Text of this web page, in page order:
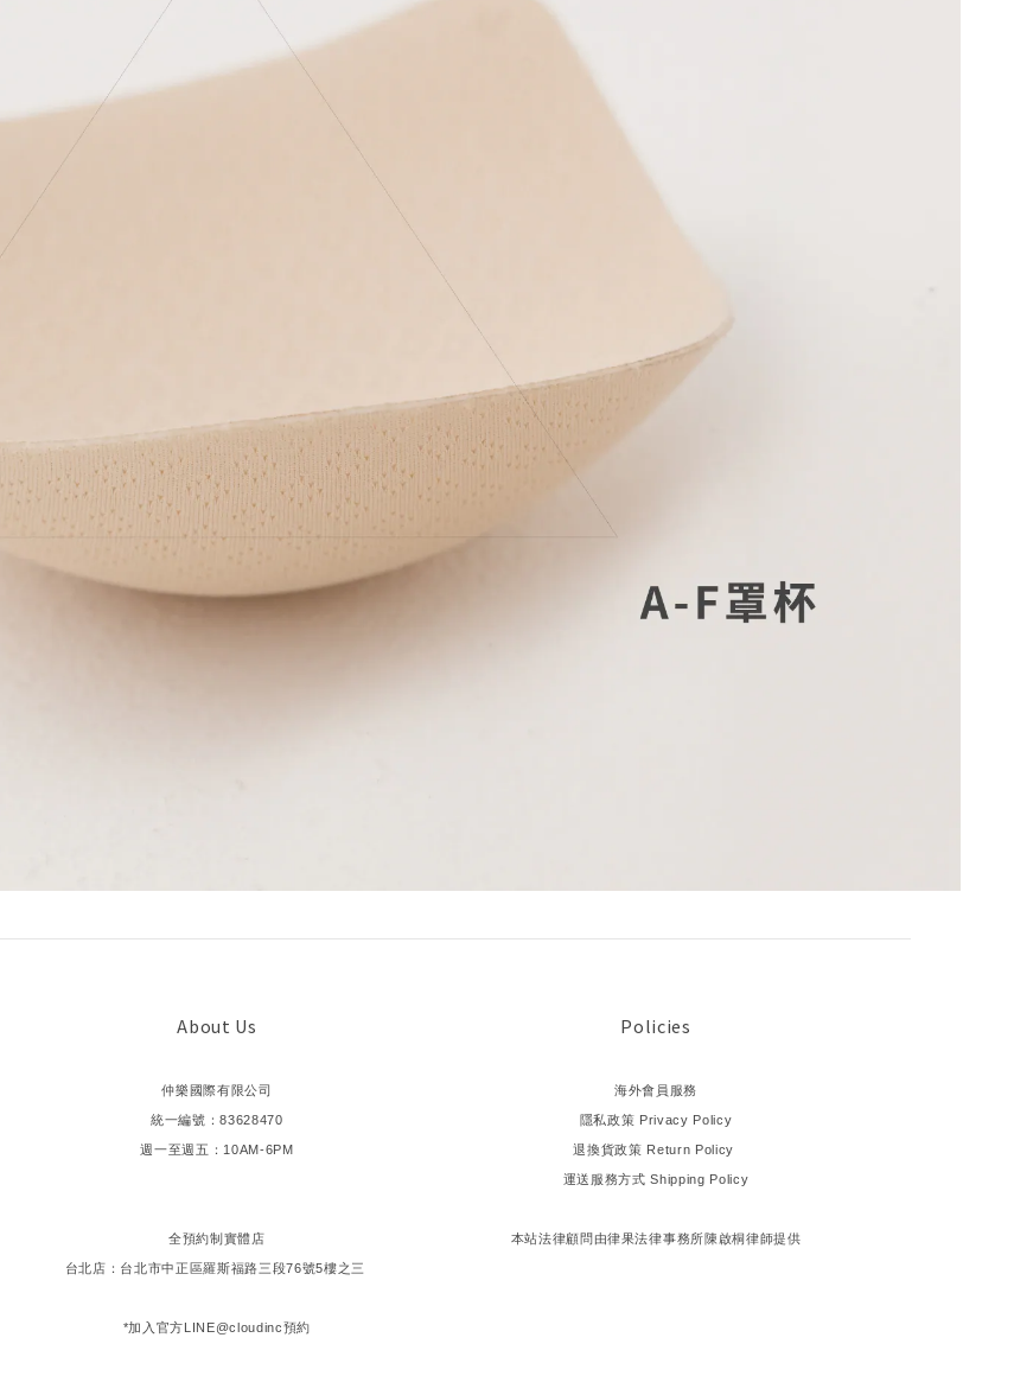
About Us
仲樂國際有限公司
統一編號：83628470
週一至週五：10AM-6PM
全預約制實體店
台北店：台北市中正區羅斯福路三段76號5樓之三
*加入官方LINE@cloudinc預約
Policies
海外會員服務
隱私政策 Privacy Policy
退換貨政策 Return Policy
運送服務方式 Shipping Policy
本站法律顧問由律果法律事務所陳啟桐律師提供